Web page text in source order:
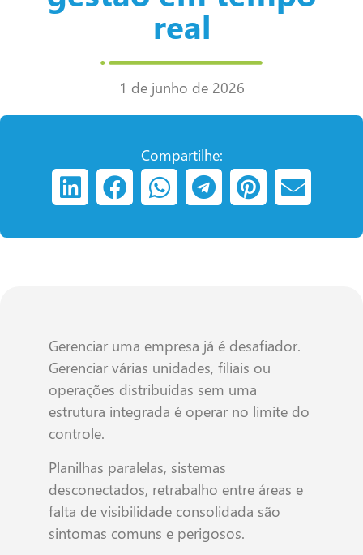
real
1 de junho de 2026
Compartilhe:
Gerenciar uma empresa já é desafiador.
Gerenciar várias unidades, filiais ou
operações distribuídas sem uma
estrutura integrada é operar no limite do
controle.
Planilhas paralelas, sistemas
desconectados, retrabalho entre áreas e
falta de visibilidade consolidada são
sintomas comuns e perigosos.